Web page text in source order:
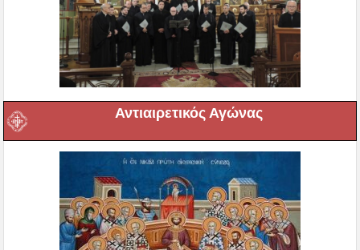
Αντιαιρετικός Αγώνας